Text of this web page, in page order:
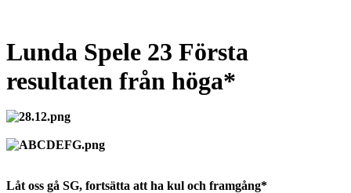
Lunda Spele 23 Första
resultaten från höga*
Låt oss gå SG, fortsätta att ha kul och framgång*